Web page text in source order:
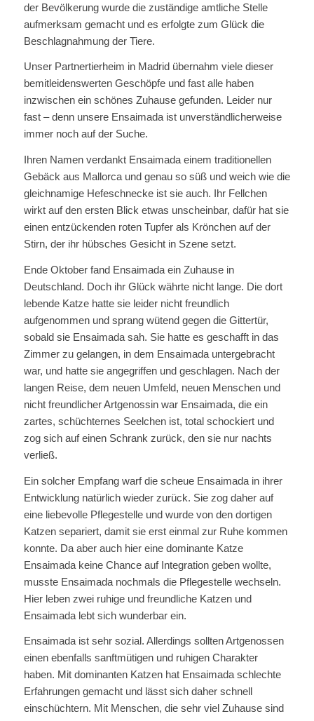
der Bevölkerung wurde die zuständige amtliche Stelle
aufmerksam gemacht und es erfolgte zum Glück die
Beschlagnahmung der Tiere.
Unser Partnertierheim in Madrid übernahm viele dieser
bemitleidenswerten Geschöpfe und fast alle haben
inzwischen ein schönes Zuhause gefunden. Leider nur
fast – denn unsere Ensaimada ist unverständlicherweise
immer noch auf der Suche.
Ihren Namen verdankt Ensaimada einem traditionellen
Gebäck aus Mallorca und genau so süß und weich wie die
gleichnamige Hefeschnecke ist sie auch. Ihr Fellchen
wirkt auf den ersten Blick etwas unscheinbar, dafür hat sie
einen entzückenden roten Tupfer als Krönchen auf der
Stirn, der ihr hübsches Gesicht in Szene setzt.
Ende Oktober fand Ensaimada ein Zuhause in
Deutschland. Doch ihr Glück währte nicht lange. Die dort
lebende Katze hatte sie leider nicht freundlich
aufgenommen und sprang wütend gegen die Gittertür,
sobald sie Ensaimada sah. Sie hatte es geschafft in das
Zimmer zu gelangen, in dem Ensaimada untergebracht
war, und hatte sie angegriffen und geschlagen. Nach der
langen Reise, dem neuen Umfeld, neuen Menschen und
nicht freundlicher Artgenossin war Ensaimada, die ein
zartes, schüchternes Seelchen ist, total schockiert und
zog sich auf einen Schrank zurück, den sie nur nachts
verließ.
Ein solcher Empfang warf die scheue Ensaimada in ihrer
Entwicklung natürlich wieder zurück. Sie zog daher auf
eine liebevolle Pflegestelle und wurde von den dortigen
Katzen separiert, damit sie erst einmal zur Ruhe kommen
konnte. Da aber auch hier eine dominante Katze
Ensaimada keine Chance auf Integration geben wollte,
musste Ensaimada nochmals die Pflegestelle wechseln.
Hier leben zwei ruhige und freundliche Katzen und
Ensaimada lebt sich wunderbar ein.
Ensaimada ist sehr sozial. Allerdings sollten Artgenossen
einen ebenfalls sanftmütigen und ruhigen Charakter
haben. Mit dominanten Katzen hat Ensaimada schlechte
Erfahrungen gemacht und lässt sich daher schnell
einschüchtern. Mit Menschen, die sehr viel Zuhause sind